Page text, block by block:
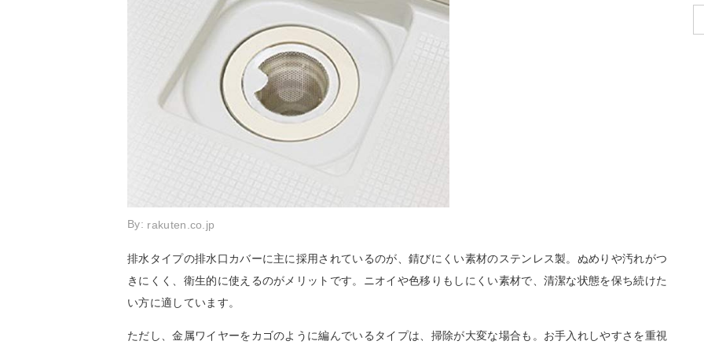
By: rakuten.co.jp
排水タイプの排水口カバーに主に採用されているのが、錆びにくい素材のステンレス製。ぬめりや汚れがつ
きにくく、衛生的に使えるのがメリットです。ニオイや色移りもしにくい素材で、清潔な状態を保ち続けた
い方に適しています。
ただし、金属ワイヤーをカゴのように編んでいるタイプは、掃除が大変な場合も。お手入れしやすさを重視